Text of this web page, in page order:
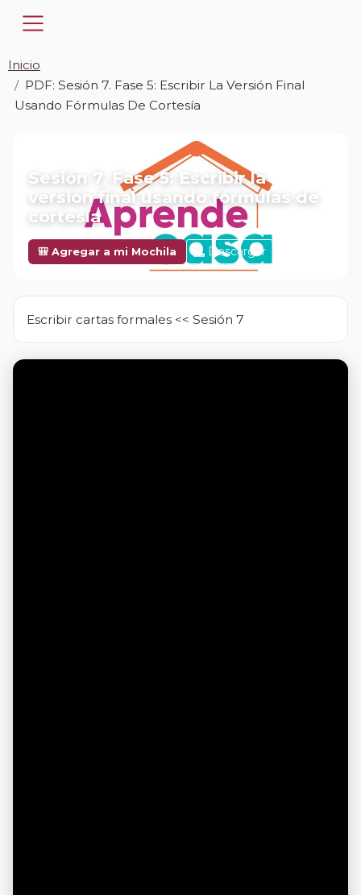
Inicio
PDF: Sesión 7. Fase 5: Escribir La Versión Final
Usando Fórmulas De Cortesía
Sesión 7. Fase 5: Escribir la
versión final usando fórmulas de
cortesía
🎒 Agregar a mi Mochila Descargar
Escribir cartas formales << Sesión 7